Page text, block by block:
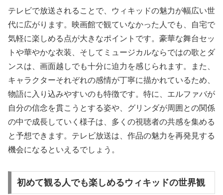
テレビで放送されることで、ウィキッドの魅力が幅広い世
代に広がります。映画館で観ていなかった人でも、自宅で
気軽に楽しめる点が大きなポイントです。豪華な舞台セッ
トや華やかな衣装、そしてミュージカルならではの歌とダ
ンスは、画面越しでも十分に迫力を感じられます。また、
キャラクターそれぞれの感情が丁寧に描かれているため、
物語に入り込みやすいのも特徴です。特に、エルファバが
自分の信念を貫こうとする姿や、グリンダが周囲との関係
の中で成長していく様子は、多くの視聴者の共感を集める
と予想できます。テレビ放送は、作品の魅力を再発見する
機会になるといえるでしょう。
初めて観る人でも楽しめるウィキッドの世界観